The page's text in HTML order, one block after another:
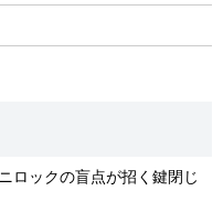
ロックの盲点が招く鍵閉じ